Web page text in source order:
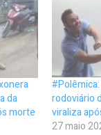
da
morte
rodoviário
viraliza
27 maio